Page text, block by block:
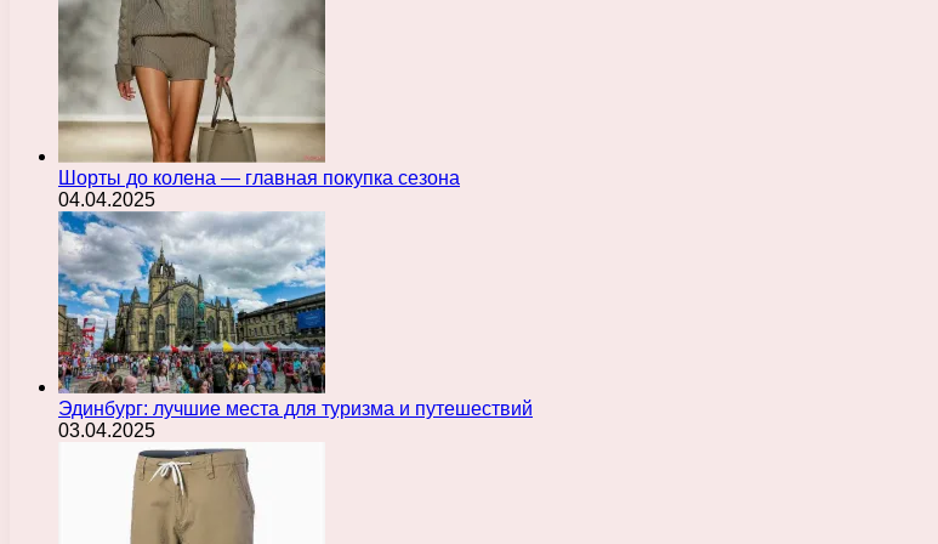
Шорты до колена — главная покупка сезона
04.04.2025
Эдинбург: лучшие места для туризма и путешествий
03.04.2025